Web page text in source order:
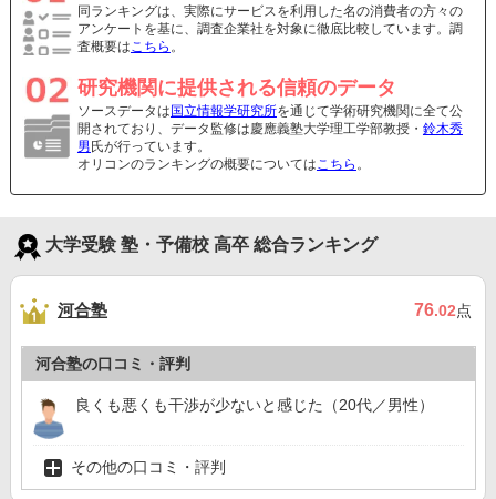
同ランキングは、実際にサービスを利用した名の消費者の方々の
アンケートを基に、調査企業社を対象に徹底比較しています。調
査概要はこちら 。
研究機関に提供される信頼のデータ
ソースデータは 国立情報学研究所を通じて学術研究機関に全て公
開されており、データ監修は慶應義塾大学理工学部教授・ 鈴木秀
男 氏が行っています。
オリコンのランキングの概要についてはこちら 。
大学受験 塾・予備校 高卒 総合ランキング
河合塾 76.02点
河合塾の口コミ・評判
良くも悪くも干渉が少ないと感じた（20代／男性）
その他の口コミ・評判